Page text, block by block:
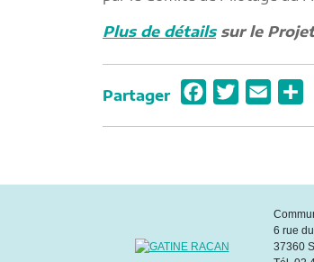
Plus de détailssur le
Partager
o
g
e
6 rue
37360